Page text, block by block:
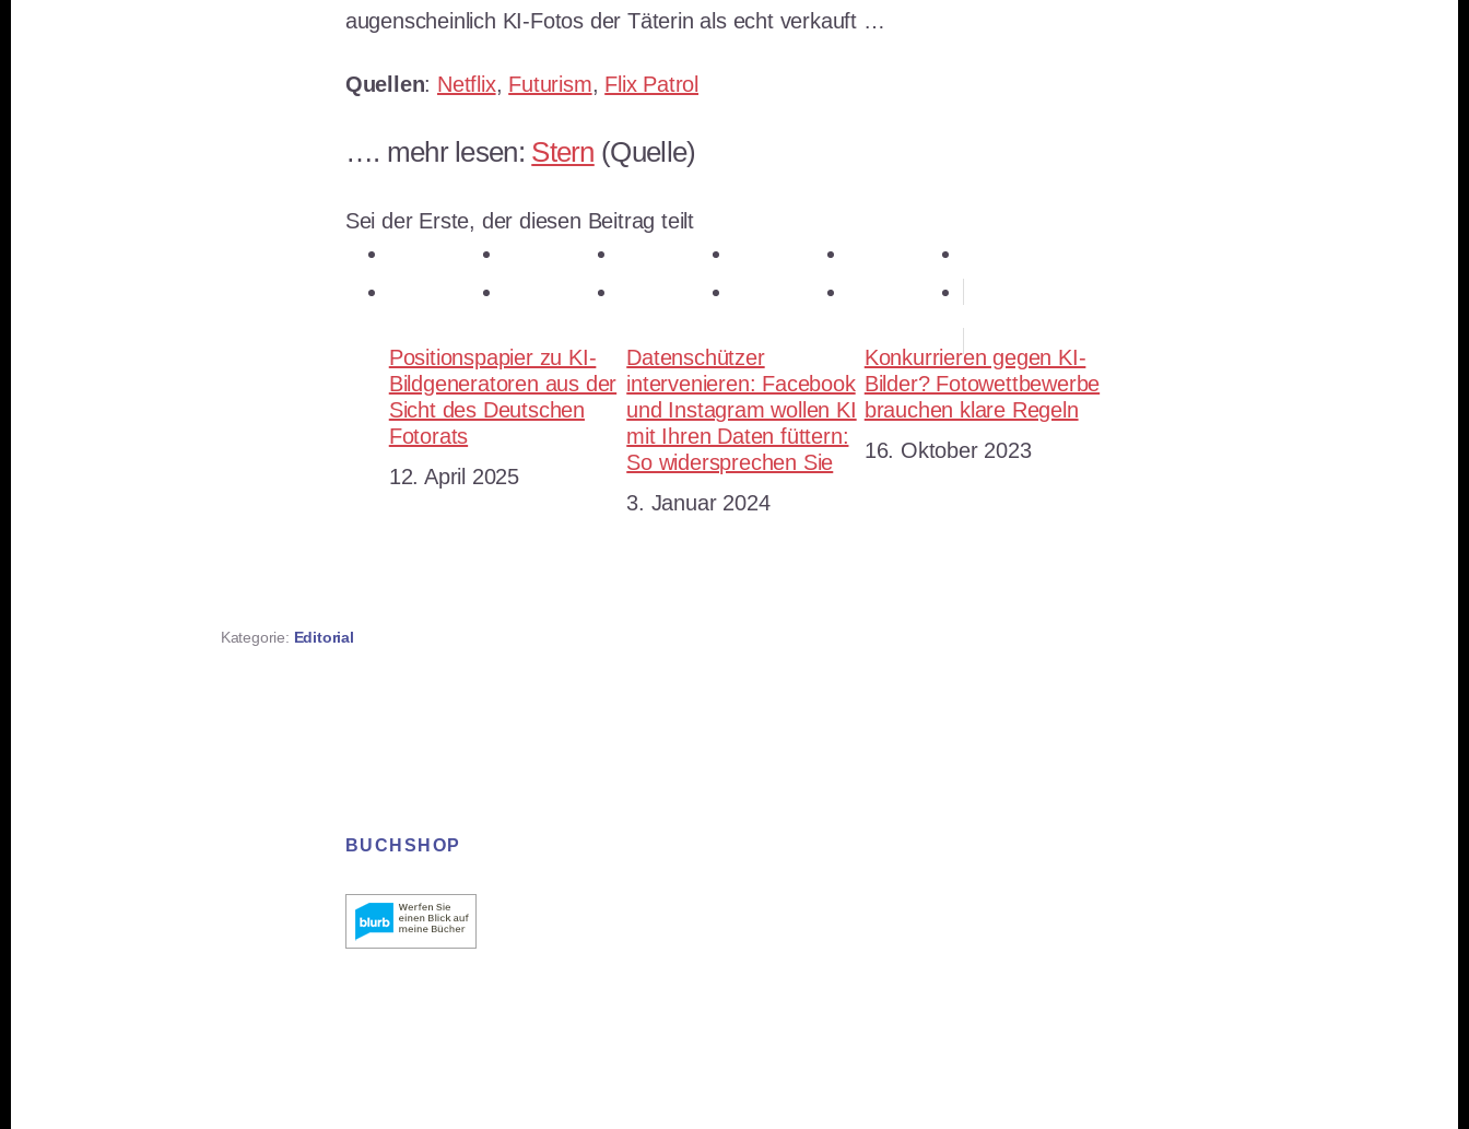
augenscheinlich KI-Fotos der Täterin als echt verkauft …
Quellen: Netflix, Futurism, Flix Patrol
…. mehr lesen: Stern (Quelle)
Sei der Erste, der diesen Beitrag teilt
Positionspapier zu KI-
Bildgeneratoren aus der
Sicht des Deutschen
Fotorats
Datum
12. April 2025
Datenschützer
intervenieren: Facebook
und Instagram wollen KI
mit Ihren Daten füttern:
So widersprechen Sie
Datum
3. Januar 2024
Konkurrieren gegen KI-
Bilder? Fotowettbewerbe
brauchen klare Regeln
Datum
16. Oktober 2023
Kategorie: Editorial
BUCHSHOP